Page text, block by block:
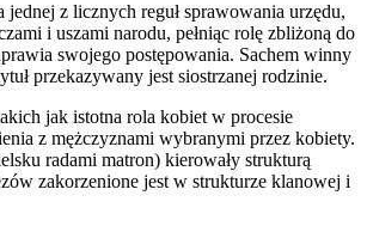
z licznych reguł sprawowania urzędu,
i uszami narodu, pełniąc rolę zbliżoną do
swojego postępowania. Sachem winny
przekazywany jest siostrzanej rodzinie.
jak istotna rola kobiet w procesie
z mężczyznami wybranymi przez kobiety.
radami matron) kierowały strukturą
zakorzenione jest w strukturze klanowej i